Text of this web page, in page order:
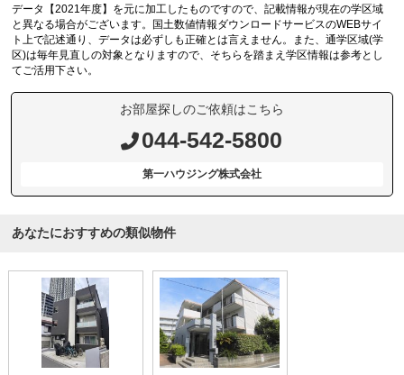
データ【2021年度】を元に加工したものですので、記載情報が現在の学区域
と異なる場合がございます。国土数値情報ダウンロードサービスのWEBサイ
ト上で記述通り、データは必ずしも正確とは言えません。また、通学区域(学
区)は毎年見直しの対象となりますので、そちらを踏まえ学区情報は参考とし
てご活用下さい。
お部屋探しのご依頼はこちら
044-542-5800
第一ハウジング株式会社
あなたにおすすめの類似物件